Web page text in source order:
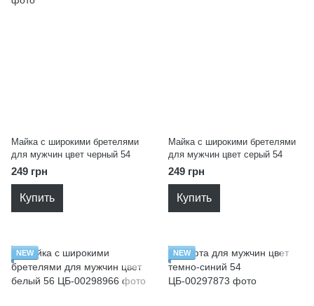
Майка с широкими бретелями
для мужчин цвет черный 54
249 грн
Купить
Майка с широкими бретелями
для мужчин цвет серый 54
249 грн
Купить
NEW NEW